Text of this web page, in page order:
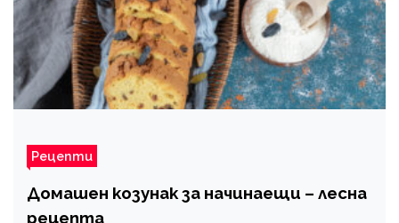
Рецепти
Домашен козунак за начинаещи – лесна
рецепта